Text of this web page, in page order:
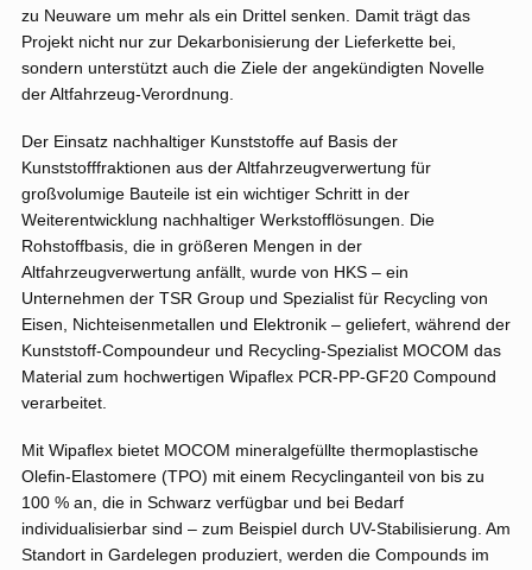
zu Neuware um mehr als ein Drittel senken. Damit trägt das
Projekt nicht nur zur Dekarbonisierung der Lieferkette bei,
sondern unterstützt auch die Ziele der angekündigten Novelle
der Altfahrzeug-Verordnung.
Der Einsatz nachhaltiger Kunststoffe auf Basis der
Kunststofffraktionen aus der Altfahrzeugverwertung für
großvolumige Bauteile ist ein wichtiger Schritt in der
Weiterentwicklung nachhaltiger Werkstofflösungen. Die
Rohstoffbasis, die in größeren Mengen in der
Altfahrzeugverwertung anfällt, wurde von HKS – ein
Unternehmen der TSR Group und Spezialist für Recycling von
Eisen, Nichteisenmetallen und Elektronik – geliefert, während der
Kunststoff-Compoundeur und Recycling-Spezialist MOCOM das
Material zum hochwertigen Wipaflex PCR-PP-GF20 Compound
verarbeitet.
Mit Wipaflex bietet MOCOM mineralgefüllte thermoplastische
Olefin-Elastomere (TPO) mit einem Recyclinganteil von bis zu
100 % an, die in Schwarz verfügbar und bei Bedarf
individualisierbar sind – zum Beispiel durch UV-Stabilisierung. Am
Standort in Gardelegen produziert, werden die Compounds im